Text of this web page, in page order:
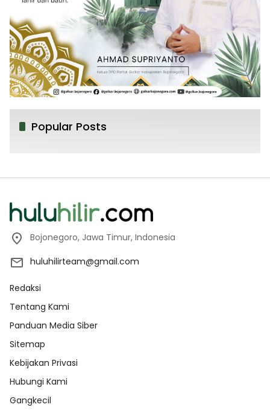
Popular Posts
Bojonegoro, Jawa Timur, Indonesia
huluhilirteam@gmail.com
Redaksi
Tentang Kami
Panduan Media Siber
Sitemap
Kebijakan Privasi
Hubungi Kami
Gangkecil